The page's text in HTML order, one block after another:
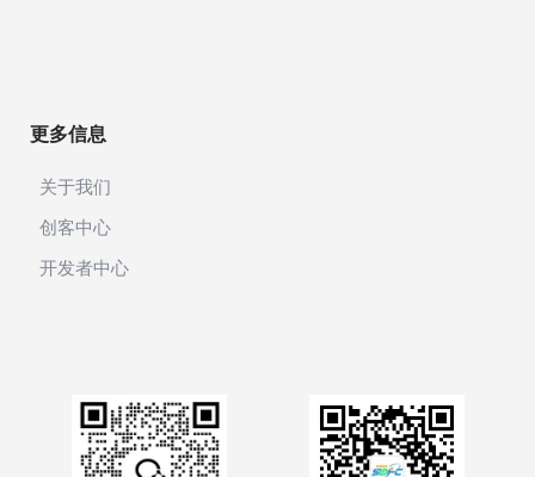
更多信息
关于我们
创客中心
开发者中心